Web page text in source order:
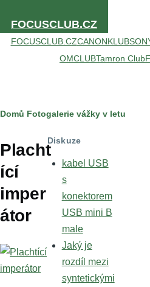
FOCUSCLUB.CZ
FOCUSCLUB.CZCANONKLUB
OMCLUBTamron Club
Drobečková
navigace
Domů Fotogalerie vážky v letu
Placht
ící
imper
átor
Diskuze
kabel USB
s
konektorem
USB mini B
male
Jaký je
rozdíl mezi
syntetickými